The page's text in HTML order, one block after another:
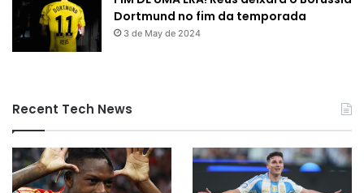
Dortmund no fim da temporada
3 de May de 2024
Recent Tech News